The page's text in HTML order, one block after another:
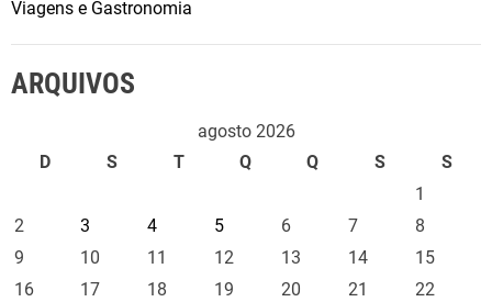
Viagens e Gastronomia
ARQUIVOS
agosto 2026
D
S T Q Q S
S
1
2
3 4 5 6 7
8
9
10 11 12 13 14
15
16
17 18 19 20 21
22